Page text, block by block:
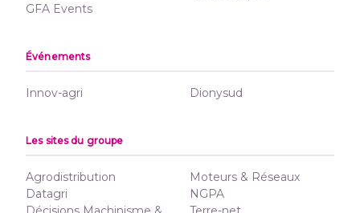
GFA Events
Événements
Innov-agri Dionysud
Les sites du groupe
Agrodistribution
Datagri
Moteurs & Réseaux
NGPA